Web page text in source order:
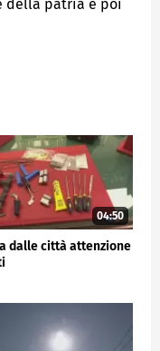
della patria e poi
04:50
dalle città attenzione